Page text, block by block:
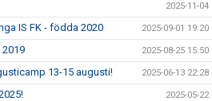
2025-11-04
IS FK - födda 2020 2025-09-01 19:20
2025-08-25 15:50
13-15 augusti! 2025-06-13 22:28
2025-05-22